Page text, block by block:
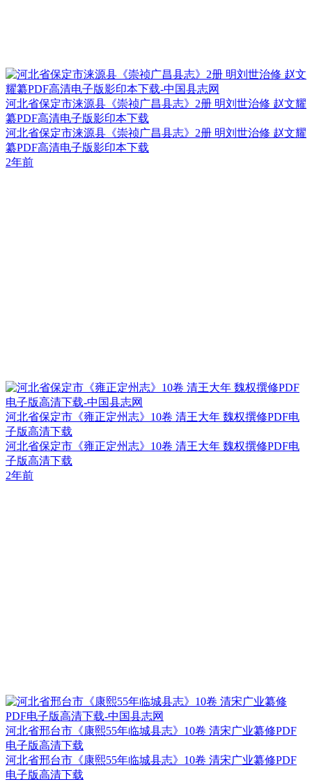
河北省保定市涞源县《崇祯广昌县志》2册 明刘世治修 赵文耀
纂PDF高清电子版影印本下载
河北省保定市涞源县《崇祯广昌县志》2册 明刘世治修 赵文耀
纂PDF高清电子版影印本下载
2年前
河北省保定市《雍正定州志》10卷 清王大年 魏权撰修PDF电
子版高清下载
河北省保定市《雍正定州志》10卷 清王大年 魏权撰修PDF电
子版高清下载
2年前
河北省邢台市《康熙55年临城县志》10卷 清宋广业纂修PDF
电子版高清下载
河北省邢台市《康熙55年临城县志》10卷 清宋广业纂修PDF
电子版高清下载